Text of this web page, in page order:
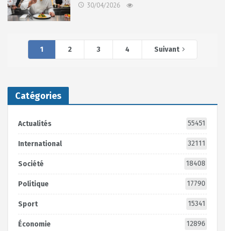
30/04/2026
1 2 3 4 Suivant
Catégories
Actualités 55451
International 32111
Société 18408
Politique 17790
Sport 15341
Économie 12896